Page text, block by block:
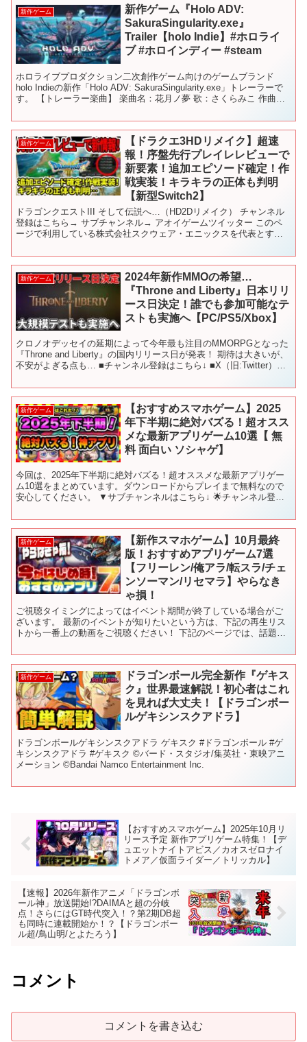
新作ゲーム
新作ゲーム『Holo ADV:
SakuraSingularity.exe』
Trailer【holo Indie】#ホロライ
ブ #ホロインディー #steam
ホロライブプロダクション⼆次創作ゲーム向けのゲームブランド
holo Indieの新作「Holo ADV: SakuraSingularity.exe」トレーラーで
す。 【トレーラー楽曲】 楽曲名：花月ノ夢 歌：さくらみこ 作曲・
新作ゲーム
【ドラクエ3HDリメイク】超速
報！序盤先行プレイレレビューで
新要素！追加エピソード確定！作
戦実装！キラキラの正体も判明
【新型Switch2】
ドラゴンクエストIII そして伝説へ…（HD2Dリメイク） チャンネル
登録はこちら→ サブチャンネル→ アオイゲームツイッター このペ
ージで利用している株式会社スクウェア・エニックスを代表とする
新作ゲーム
2024年新作MMOの希望…
『Throne and Liberty』日本リリ
ース日決定！誰でも参加可能なテ
ストも実施へ【PC/PS5/Xbox】
クロノオデッセイの延期によって今年最も注目のMMORPGとなった
『Throne and Liberty』の国内リリース日が発表！ 期待は大きいが、
不安がよぎる点も… ■チャンネル登録はこちら↓ ■X（旧:Twitter）：
新作ゲーム
【おすすめスマホゲーム】2025
年下半期に絶対バズる！超オスス
メな最新アプリゲーム10選【 無
料 面白い ソシャゲ】
今回は、2025年下半期に絶対バズる！超オススメな最新アプリゲー
ム10選をまとめています。ダウンロードからプレイまで無料なので
安心してください。 ▼サブチャンネルはこちら↓ 🌟チャンネル登録
新作ゲーム
【新作スマホゲーム】10月最終
版！おすすめアプリゲーム7選
【フリーレン/俺アラ/転スラ/チェ
ンソーマン/リセマラ】やらなき
ゃ損！
ご視聴タイミングによってはイベント期間が終了している場合がご
ざいます。 最新のイベントが知りたいという方は、下記の再生リス
トから一番上の動画をご視聴ください！ 下記のページでは、話題の
新作ゲーム
ドラゴンボール完全新作『ゲキス
ク』世界最速解説！初心者はこれ
を見れば大丈夫！【ドラゴンボー
ルゲキシンスクアドラ】
ドラゴンボールゲキシンスクアドラ ゲキスク #ドラゴンボール #ゲ
キシンスクアドラ #ゲキスク ©️バード・スタジオ/集英社・東映アニ
メーション ©️Bandai Namco Entertainment Inc.
【おすすめスマホゲーム】2025年10月リ
リース予定 新作アプリゲーム特集！【デ
ュエットナイトアビス／カオスゼロナイ
トメア／仮面ライダー／トリッカル】
【速報】2026年新作アニメ「ドラゴンボ
ール神」放送開始!?DAIMAと超の分岐
点！さらにはGT時代突入！？第2期DB超
も同時に連載開始か！？【ドラゴンボー
ル超/鳥山明/とよたろう】
コメント
コメントを書き込む